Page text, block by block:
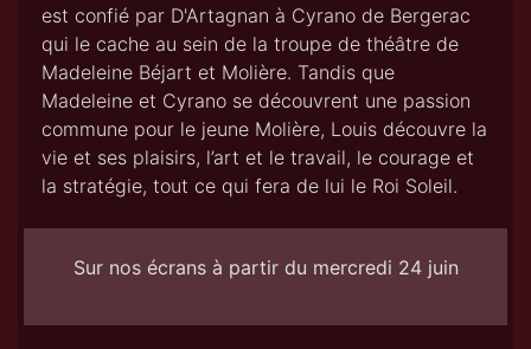
est confié par D'Artagnan à Cyrano de Bergerac
qui le cache au sein de la troupe de théâtre de
Madeleine Béjart et Molière. Tandis que
Madeleine et Cyrano se découvrent une passion
commune pour le jeune Molière, Louis découvre la
vie et ses plaisirs, l’art et le travail, le courage et
la stratégie, tout ce qui fera de lui le Roi Soleil.
Sur nos écrans à partir du mercredi 24 juin